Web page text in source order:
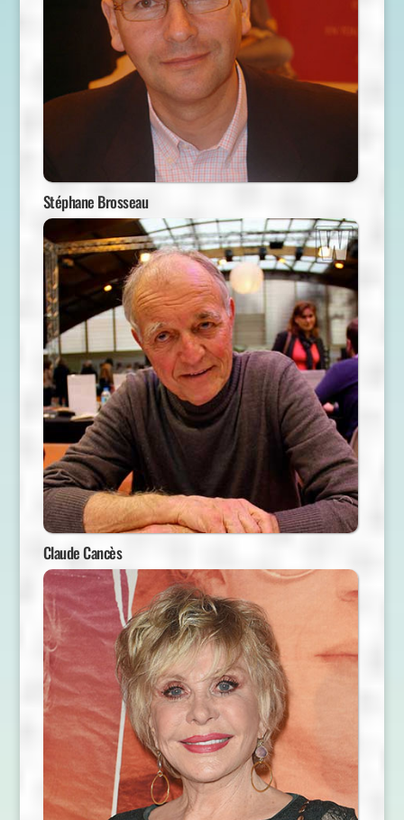
Stéphane Brosseau
Claude Cancès